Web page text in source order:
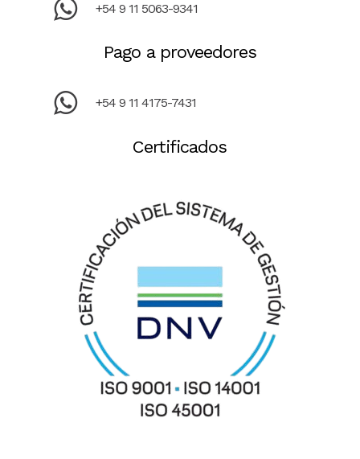
+54 9 11 5063-9341
Pago a proveedores
+54 9 11 4175-7431
Certificados